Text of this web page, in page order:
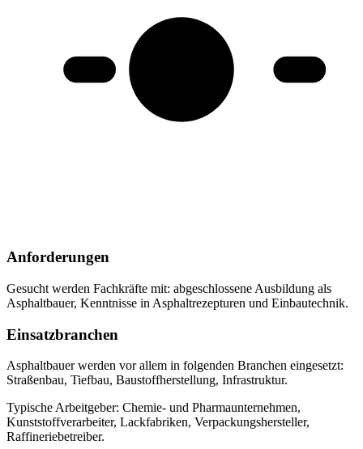
Anforderungen
Gesucht werden Fachkräfte mit: abgeschlossene Ausbildung als
Asphaltbauer, Kenntnisse in Asphaltrezepturen und Einbautechnik.
Einsatzbranchen
Asphaltbauerwerden vor allem in folgenden Branchen eingesetzt:
Straßenbau, Tiefbau, Baustoffherstellung, Infrastruktur.
Typische Arbeitgeber: Chemie- und Pharmaunternehmen,
Kunststoffverarbeiter, Lackfabriken, Verpackungshersteller,
Raffineriebetreiber.